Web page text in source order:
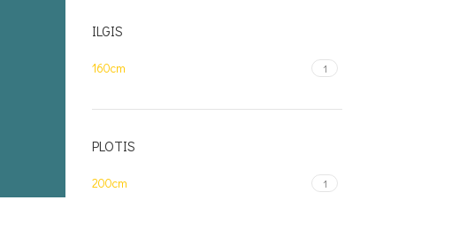
ILGIS
160cm 1
PLOTIS
200cm 1